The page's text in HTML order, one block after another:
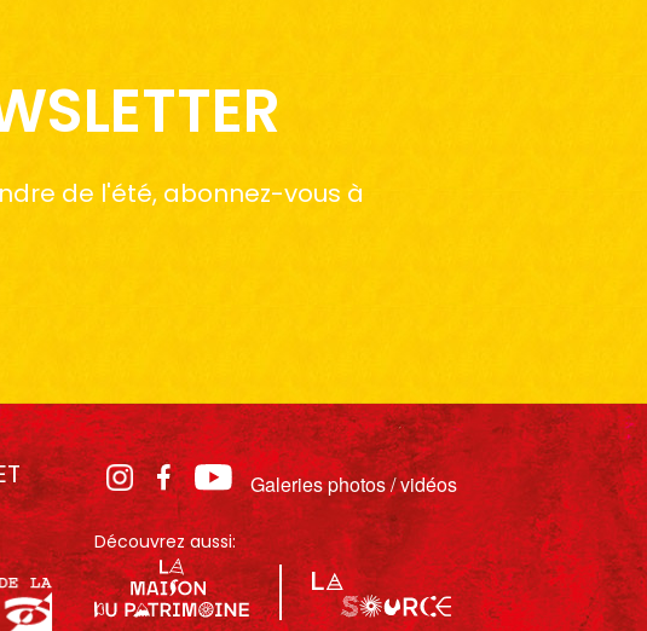
de l'été, abonnez-vous à
Galeries photos / vidéos
Découvrez aussi: